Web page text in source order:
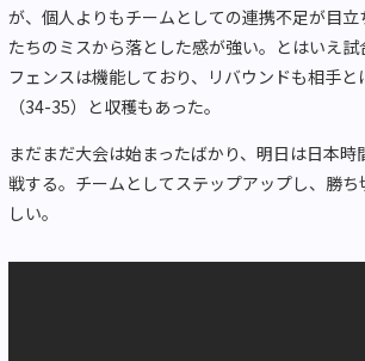
が、個人よりもチームとしての連携不足が目
たちのミスから落とした感が強い。とはいえ試
フェンスは機能しており、リバウンドも相手
（34-35）と収穫もあった。
まだまだ大会は始まったばかり、明日は日本
戦する。チームとしてステップアップし、勝
しい。